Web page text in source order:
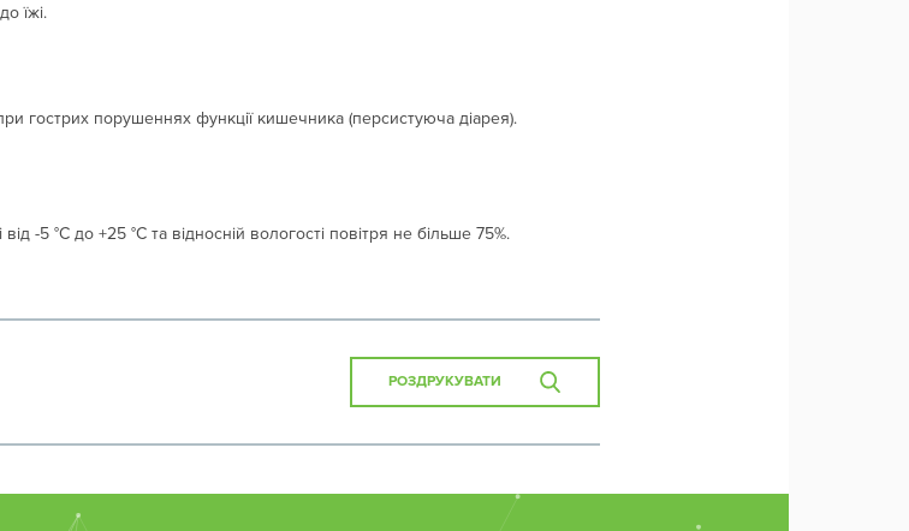
їжі.
гострих порушеннях функції кишечника (персистуюча діарея).
-5 °С до +25 °С та відносній вологості повітря не більше 75%.
РОЗДРУКУВАТИ